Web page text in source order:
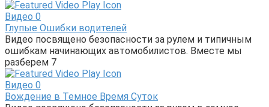
Видео 0
Глупые Ошибки водителей
Видео посвящено безопасности за рулем и типичным
ошибкам начинающих автомобилистов. Вместе мы
разберем 7
Видео 0
Вождение в Темное Время Суток